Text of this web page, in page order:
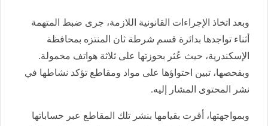
وبعد اتخاذ الإجراءات القانونية اللازمة، جرى ضبط المتهمة
أثناء تواجدها بدائرة قسم شرطة ثان المنتزه بمحافظة
الإسكندرية، حيث عُثر بحوزتها على ثلاثة هواتف محمولة.
وبفحصها، تبين احتواؤها على مواد ومقاطع تؤكد نشاطها في
نشر المحتوى المشار إليه.
وبمواجهتها، أقرت بقيامها بنشر تلك المقاطع عبر حساباتها